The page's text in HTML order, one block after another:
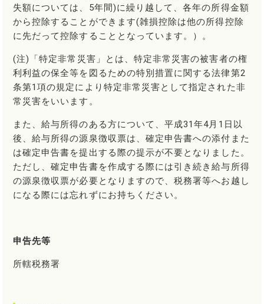
失額については、5年間)に繰り越して、各年の所得金額
から控除することができます(雑損控除は他の所得控除
に先だって控除することとなっています。）。
(注)「特定非常災害」とは、特定非常災害の被害者の権
利利益の保全等を図るための特別措置に関する法律第2
条第1項の規定により特定非常災害として指定された非
常災害をいいます。
また、給与所得のある方について、平成31年4月1日以
後、給与所得の源泉徴収票は、確定申告書への添付また
は確定申告書を提出する際の提示が不要となりました。
ただし、確定申告書を作成する際には引き続き給与所得
の源泉徴収票が必要となりますので、税務署等へお越し
になる際には忘れずにお持ちください。
申告先等
所轄税務署